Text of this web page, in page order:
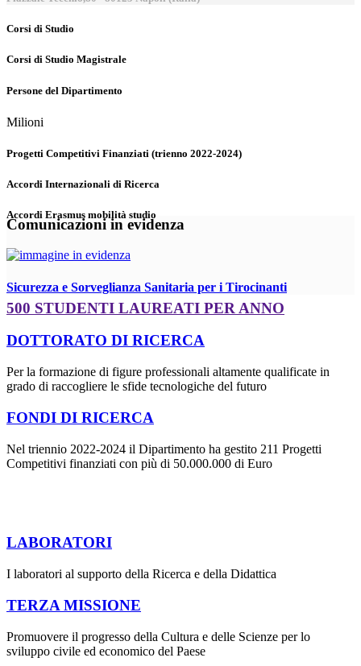
Corsi di Studio
Corsi di Studio Magistrale
Persone del Dipartimento
Milioni
Progetti Competitivi Finanziati (trienno 2022-2024)
Accordi Internazionali di Ricerca
Accordi Erasmus mobilità studio
Comunicazioni in evidenza
Sicurezza e Sorveglianza Sanitaria per i Tirocinanti
500 STUDENTI LAUREATI PER ANNO
DOTTORATO DI RICERCA
Per la formazione di figure professionali altamente qualificate in
grado di raccogliere le sfide tecnologiche del futuro
FONDI DI RICERCA
Nel triennio 2022-2024 il Dipartimento ha gestito 211 Progetti
Competitivi finanziati con più di 50.000.000 di Euro
LABORATORI
I laboratori al supporto della Ricerca e della Didattica
TERZA MISSIONE
Promuovere il progresso della Cultura e delle Scienze per lo
sviluppo civile ed economico del Paese